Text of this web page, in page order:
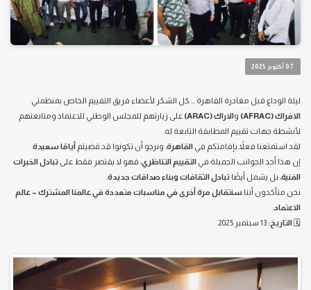
07 أكتوبر 2025
ليلة الوداع قبل مغادرة القاهرة … كل الشكر لأعضاء فريق التقييم الخاص بمنظمتي
الافراك (AFRAC)
والاراك (ARAC)
على زيارتهم للمجلس الوطني للاعتماد ومتابعتهم
لأنشطة جهات تقييم المطابقة التابعة له.
لقد استمتعنا فعلاً بإقامتكم في القاهرة، ونرجو أن تكونوا قد قضيتم أيامًا سعيدة
إن هذا أحد الجوانب الجميلة في التقييم التناظري، فهو لا يقتصر فقط على تبادل الخبرات
الفنية، بل يشمل أيضًا تبادل الثقافات وبناء صداقات جديدة
نحن متأكدون أننا سنتقابل مرة أخرى في مناسبات متعددة في عالمنا المشترك – عالم
الاعتماد.
🗓️ التاريخ: